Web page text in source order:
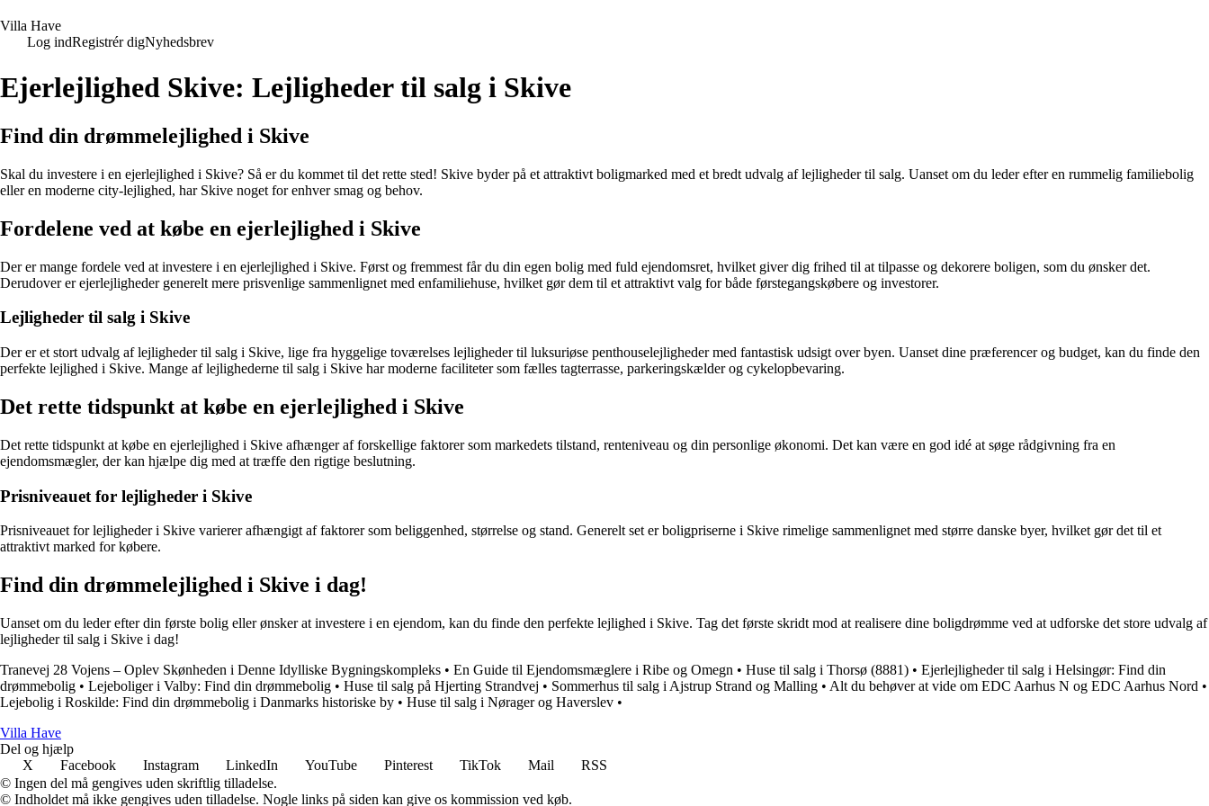
Villa Have
Log indRegistrér digNyhedsbrev
Ejerlejlighed Skive: Lejligheder til salg i Skive
Find din drømmelejlighed i Skive
Skal du investere i en ejerlejlighed i Skive? Så er du kommet til det rette sted! Skive byder på et attraktivt boligmarked med et bredt udvalg af lejligheder til salg. Uanset om du leder efter en rummelig familiebolig
eller en moderne city-lejlighed, har Skive noget for enhver smag og behov.
Fordelene ved at købe en ejerlejlighed i Skive
Der er mange fordele ved at investere i en ejerlejlighed i Skive. Først og fremmest får du din egen bolig med fuld ejendomsret, hvilket giver dig frihed til at tilpasse og dekorere boligen, som du ønsker det.
Derudover er ejerlejligheder generelt mere prisvenlige sammenlignet med enfamiliehuse, hvilket gør dem til et attraktivt valg for både førstegangskøbere og investorer.
Lejligheder til salg i Skive
Der er et stort udvalg af lejligheder til salg i Skive, lige fra hyggelige toværelses lejligheder til luksuriøse penthouselejligheder med fantastisk udsigt over byen. Uanset dine præferencer og budget, kan du finde den
perfekte lejlighed i Skive. Mange af lejlighederne til salg i Skive har moderne faciliteter som fælles tagterrasse, parkeringskælder og cykelopbevaring.
Det rette tidspunkt at købe en ejerlejlighed i Skive
Det rette tidspunkt at købe en ejerlejlighed i Skive afhænger af forskellige faktorer som markedets tilstand, renteniveau og din personlige økonomi. Det kan være en god idé at søge rådgivning fra en
ejendomsmægler, der kan hjælpe dig med at træffe den rigtige beslutning.
Prisniveauet for lejligheder i Skive
Prisniveauet for lejligheder i Skive varierer afhængigt af faktorer som beliggenhed, størrelse og stand. Generelt set er boligpriserne i Skive rimelige sammenlignet med større danske byer, hvilket gør det til et
attraktivt marked for købere.
Find din drømmelejlighed i Skive i dag!
Uanset om du leder efter din første bolig eller ønsker at investere i en ejendom, kan du finde den perfekte lejlighed i Skive. Tag det første skridt mod at realisere dine boligdrømme ved at udforske det store udvalg af
lejligheder til salg i Skive i dag!
Tranevej 28 Vojens – Oplev Skønheden i Denne Idylliske Bygningskompleks • En Guide til Ejendomsmæglere i Ribe og Omegn • Huse til salg i Thorsø (8881) • Ejerlejligheder til salg i Helsingør: Find din
drømmebolig • Lejeboliger i Valby: Find din drømmebolig • Huse til salg på Hjerting Strandvej • Sommerhus til salg i Ajstrup Strand og Malling • Alt du behøver at vide om EDC Aarhus N og EDC Aarhus Nord •
Lejebolig i Roskilde: Find din drømmebolig i Danmarks historiske by • Huse til salg i Nørager og Haverslev •
Villa Have
Del og hjælp
X
Facebook Instagram LinkedIn YouTube Pinterest TikTok Mail
RSS
© Ingen del må gengives uden skriftlig tilladelse.
© Indholdet må ikke gengives uden tilladelse. Nogle links på siden kan give os kommission ved køb.